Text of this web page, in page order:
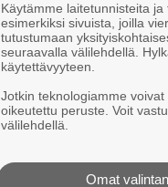
Käytämme laitetunnisteita
esimerkiksi sivuista, joilla
tutustumaan
seuraavalla välilehdellä.
käytettävyyteen.
Jotkin teknologiamme
oikeutettu peruste. Voit
välilehdellä.
Omat